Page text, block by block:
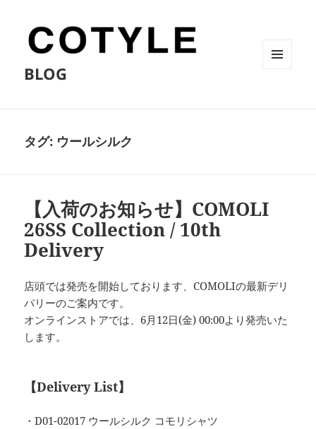
BLOG
タグ: ウールシルク
【入荷のお知らせ】COMOLI
26SS Collection / 10th
Delivery
店頭では発売を開始しております、COMOLIの最新デリ
バリーのご案内です。
オンラインストアでは、6月12日(金) 00:00より発売いた
します。
【Delivery List】
・D01-02017 ウールシルク コモリシャツ